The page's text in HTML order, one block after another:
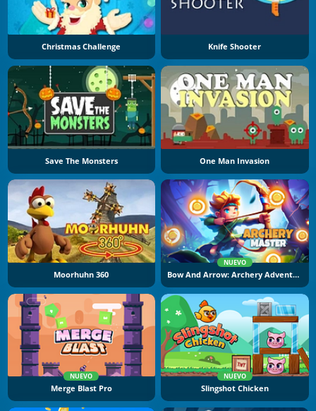
Christmas Challenge Knife Shooter
Save The Monsters One Man Invasion
Moorhuhn 360
NUEVO
Bow And Arrow: Archery Adventure
NUEVO
Merge Blast Pro
NUEVO
Slingshot Chicken